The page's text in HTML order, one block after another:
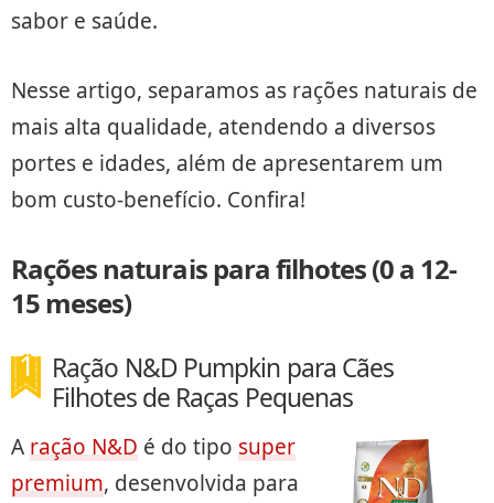
sabor e saúde.
Nesse artigo, separamos as rações naturais de
mais alta qualidade, atendendo a diversos
portes e idades, além de apresentarem um
bom custo-benefício. Confira!
Rações naturais para filhotes (0 a 12-
15 meses)
Ração N&D Pumpkin para Cães
Filhotes de Raças Pequenas
A ração N&D é do tipo super
premium, desenvolvida para